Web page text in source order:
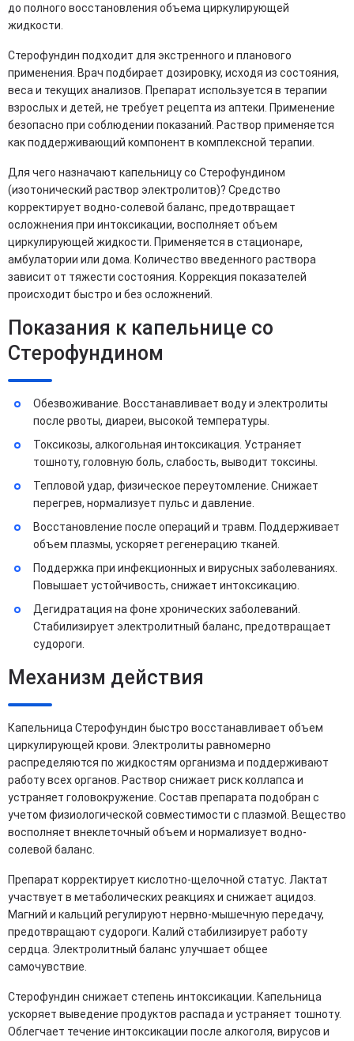
до полного восстановления объема циркулирующей
жидкости.
Стерофундин подходит для экстренного и планового
применения. Врач подбирает дозировку, исходя из состояния,
веса и текущих анализов. Препарат используется в терапии
взрослых и детей, не требует рецепта из аптеки. Применение
безопасно при соблюдении показаний. Раствор применяется
как поддерживающий компонент в комплексной терапии.
Для чего назначают капельницу со Стерофундином
(изотонический раствор электролитов)? Средство
корректирует водно-солевой баланс, предотвращает
осложнения при интоксикации, восполняет объем
циркулирующей жидкости. Применяется в стационаре,
амбулатории или дома. Количество введенного раствора
зависит от тяжести состояния. Коррекция показателей
происходит быстро и без осложнений.
Показания к капельнице со
Стерофундином
Обезвоживание. Восстанавливает воду и электролиты
после рвоты, диареи, высокой температуры.
Токсикозы, алкогольная интоксикация. Устраняет
тошноту, головную боль, слабость, выводит токсины.
Тепловой удар, физическое переутомление. Снижает
перегрев, нормализует пульс и давление.
Восстановление после операций и травм. Поддерживает
объем плазмы, ускоряет регенерацию тканей.
Поддержка при инфекционных и вирусных заболеваниях.
Повышает устойчивость, снижает интоксикацию.
Дегидратация на фоне хронических заболеваний.
Стабилизирует электролитный баланс, предотвращает
судороги.
Механизм действия
Капельница Стерофундин быстро восстанавливает объем
циркулирующей крови. Электролиты равномерно
распределяются по жидкостям организма и поддерживают
работу всех органов. Раствор снижает риск коллапса и
устраняет головокружение. Состав препарата подобран с
учетом физиологической совместимости с плазмой. Вещество
восполняет внеклеточный объем и нормализует водно-
солевой баланс.
Препарат корректирует кислотно-щелочной статус. Лактат
участвует в метаболических реакциях и снижает ацидоз.
Магний и кальций регулируют нервно-мышечную передачу,
предотвращают судороги. Калий стабилизирует работу
сердца. Электролитный баланс улучшает общее
самочувствие.
Стерофундин снижает степень интоксикации. Капельница
ускоряет выведение продуктов распада и устраняет тошноту.
Облегчает течение интоксикации после алкоголя, вирусов и